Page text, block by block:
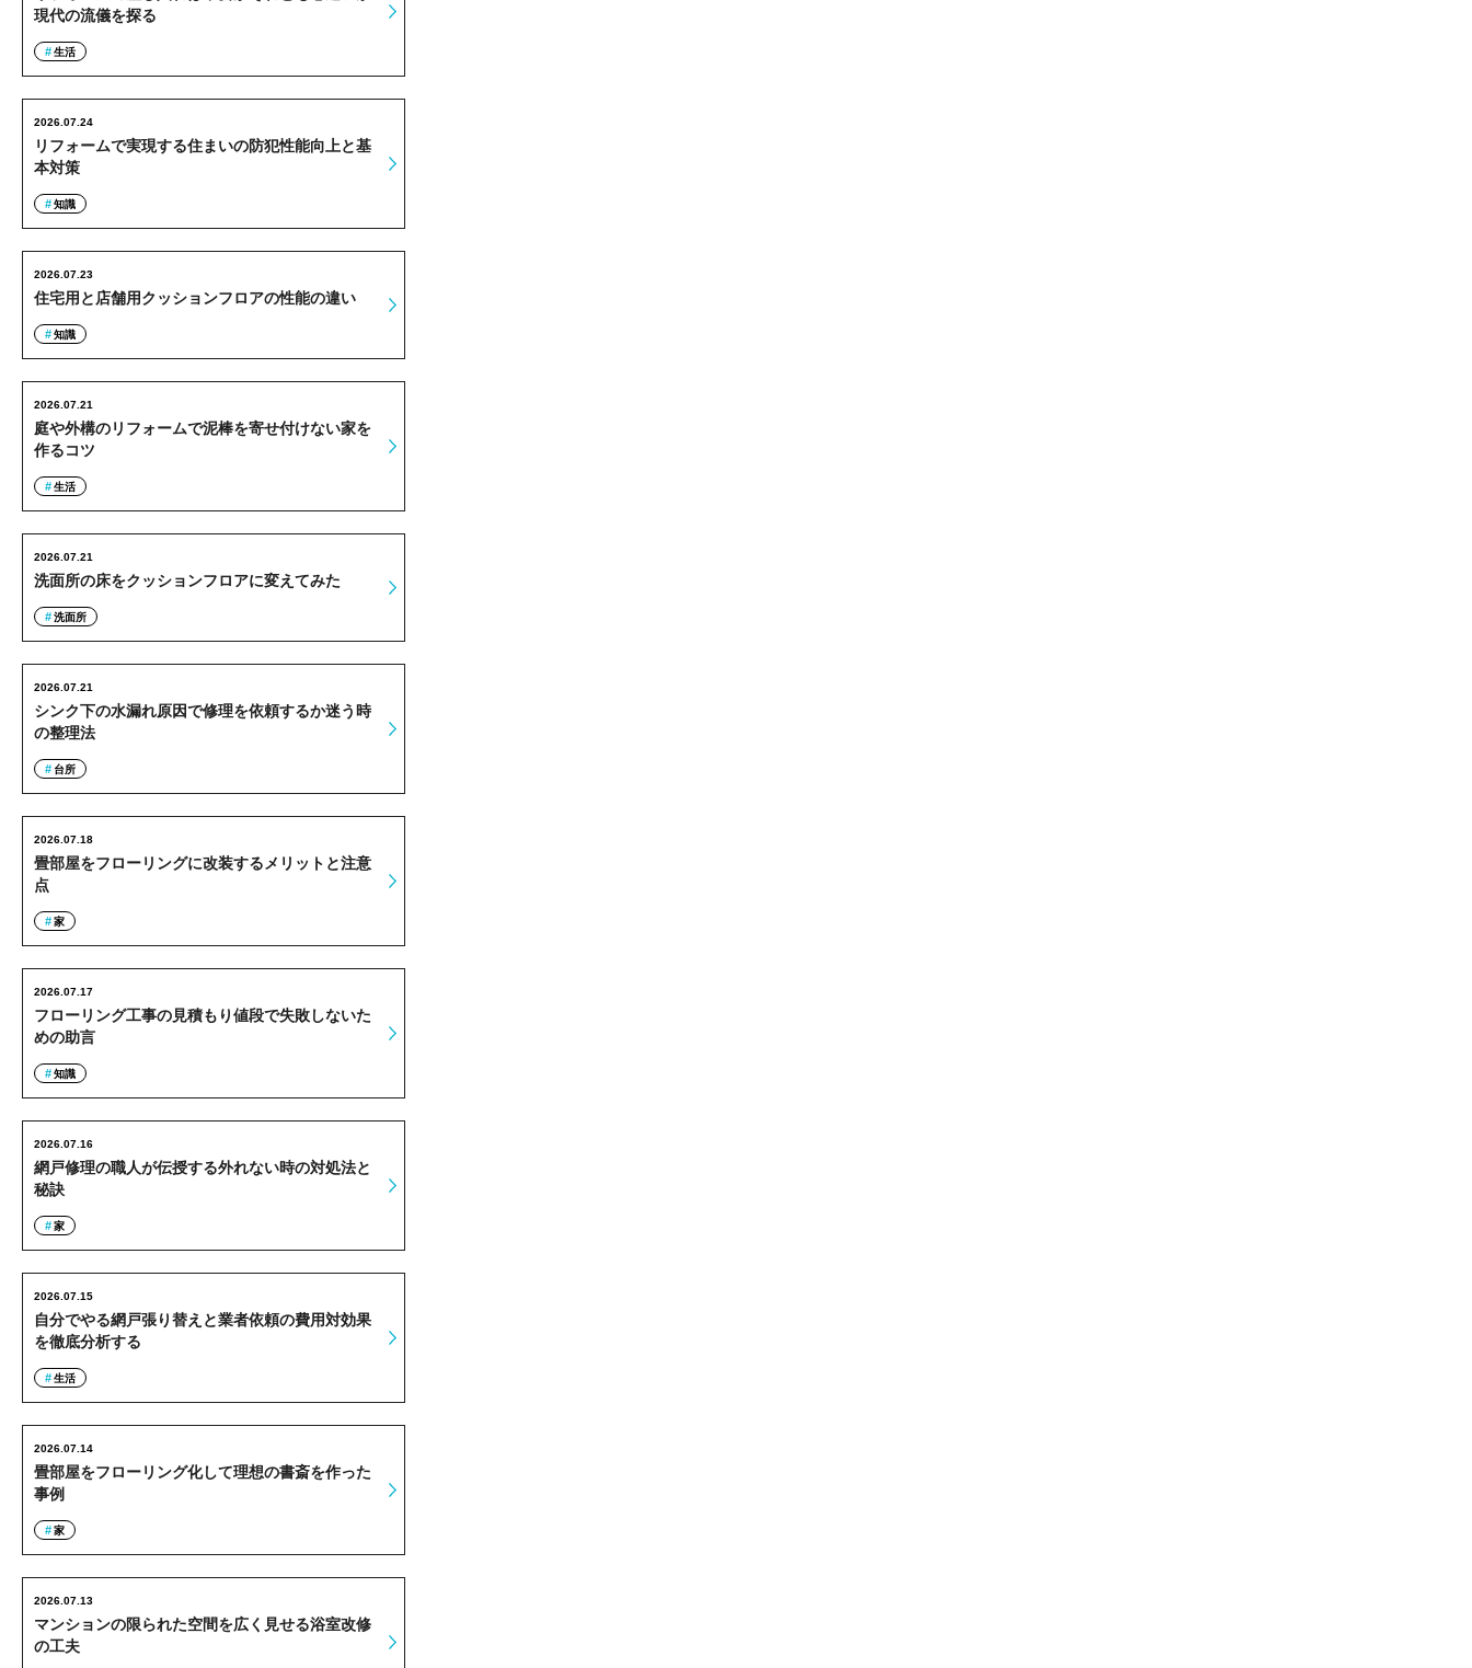
現代の流儀を探る
生活
リフォームで実現する住まいの防犯性能向上と基
本対策
2026.07.24
知識
住宅用と店舗用クッションフロアの性能の違い
2026.07.23
知識
庭や外構のリフォームで泥棒を寄せ付けない家を
作るコツ
2026.07.21
生活
洗面所の床をクッションフロアに変えてみた
2026.07.21
洗面所
シンク下の水漏れ原因で修理を依頼するか迷う時
の整理法
2026.07.21
台所
畳部屋をフローリングに改装するメリットと注意
点
2026.07.18
家
フローリング工事の見積もり値段で失敗しないた
めの助言
2026.07.17
知識
網戸修理の職人が伝授する外れない時の対処法と
秘訣
2026.07.16
家
自分でやる網戸張り替えと業者依頼の費用対効果
を徹底分析する
2026.07.15
生活
畳部屋をフローリング化して理想の書斎を作った
事例
2026.07.14
家
マンションの限られた空間を広く見せる浴室改修
の工夫
2026.07.13